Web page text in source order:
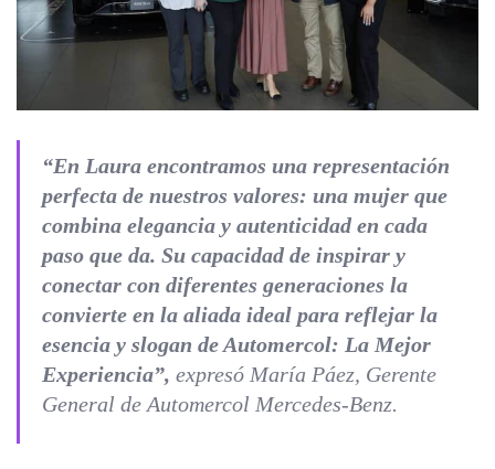
“En Laura encontramos una representación
perfecta de nuestros valores: una mujer que
combina elegancia y autenticidad en cada
paso que da. Su capacidad de inspirar y
conectar con diferentes generaciones la
convierte en la aliada ideal para reflejar la
esencia y slogan de Automercol: La Mejor
Experiencia”, expresó María Páez, Gerente
General de Automercol Mercedes-Benz.